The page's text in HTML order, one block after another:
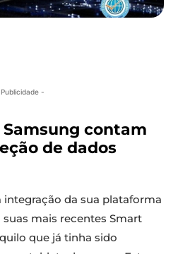
-
Samsung contam
de dados
integração da sua plataforma
suas mais recentes Smart
que já tinha sido